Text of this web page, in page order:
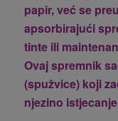
papir, već se
apsorbirajući
tinteili
Ovaj spremnik
(spužvice) koji
njezino